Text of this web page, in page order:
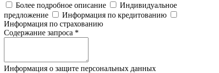
Более подробное описание
Индивидуальное
предложение
Информация по кредитованию
Информация по страхованию
Содержание запроса *
Информация о защите персональных данных